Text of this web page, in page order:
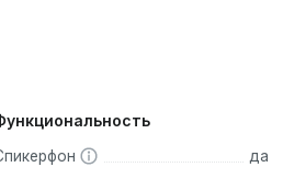
удобным тканевым ремешком
да